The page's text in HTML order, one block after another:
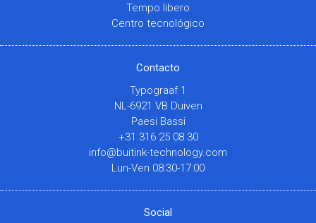
Tempo libero
Centro tecnológico
Contacto
Typograaf 1
NL-6921 VB Duiven
Paesi Bassi
+31 316 25 08 30
info@buitink-technology.com
Lun-Ven 08:30-17:00
Social